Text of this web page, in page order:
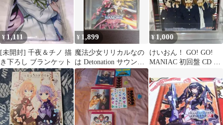
¥ 1,111
[未開封] 千夜＆チノ 描
き下ろし ブランケット
¥ 1,899
魔法少女リリカルなの
は Detonation サウンド
トラック
¥ 1,000
けいおん！ GO! GO!
MANIAC 初回盤 CD カ